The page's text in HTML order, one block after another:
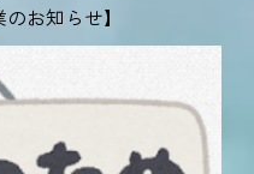
お知らせ】